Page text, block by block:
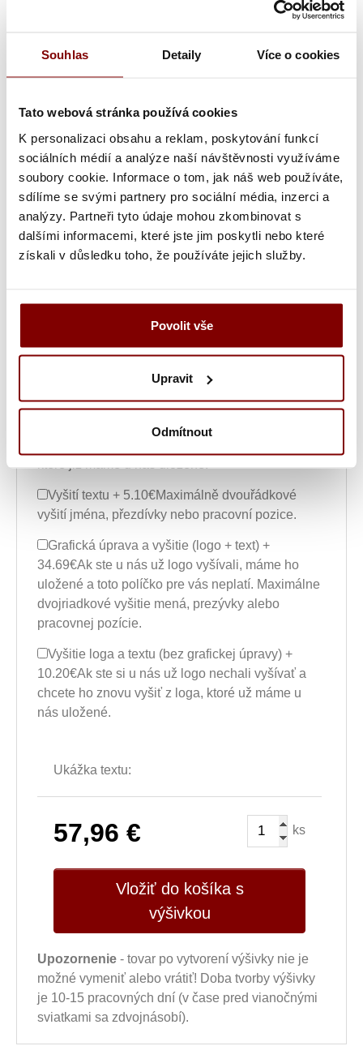
Souhlas Detaily Více o cookies
Tato webová stránka používá cookies
K personalizaci obsahu a reklam, poskytování funkcí
sociálních médií a analýze naší návštěvnosti využíváme
soubory cookie. Informace o tom, jak náš web používáte,
sdílíme se svými partnery pro sociální média, inzerci a
analýzy. Partneři tyto údaje mohou zkombinovat s
dalšími informacemi, které jste jim poskytli nebo které
získali v důsledku toho, že používáte jejich služby.
Povolit vše
Upravit
Odmítnout
Farba textu Šírka nápisu alebo loga
Text výšivky
Grafická úprava loga a vyšití + 29.59€Pokud
jste u nás již logo vyšívali, máme jej uložené a
Vyšitie loga + 5.10€ Pokud jste si u nás již logo
Vyšití textu + 5.10€Maximálně dvouřádkové
vyšití jména, přezdívky nebo pracovní pozice.
Grafická úprava a vyšitie (logo + text) +
34.69€Ak ste u nás už logo vyšívali, máme ho
uložené a toto políčko pre vás neplatí. Maximálne
dvojriadkové vyšitie mená, prezývky alebo
pracovnej pozície.
Vyšitie loga a textu (bez grafickej úpravy) +
10.20€Ak ste si u nás už logo nechali vyšívať a
chcete ho znovu vyšiť z loga, ktoré už máme u
nás uložené.
Ukážka textu:
57,96 € ks
Vložiť do košíka s
výšivkou
Upozornenie - tovar po vytvorení výšivky nie je
možné vymeniť alebo vrátiť! Doba tvorby výšivky
je 10-15 pracovných dní (v čase pred vianočnými
sviatkami sa zdvojnásobí).